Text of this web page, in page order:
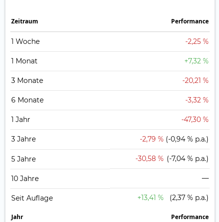
Zeit­raum Perfor­mance
1 Woche -2,25 %
1 Monat +7,32 %
3 Monate -20,21 %
6 Monate -3,32 %
1 Jahr -47,30 %
3 Jahre -2,79 % (-0,94 % p.a.)
5 Jahre -30,58 % (-7,04 % p.a.)
10 Jahre —
Seit Auflage +13,41 % (2,37 % p.a.)
Jahr Perfor­mance